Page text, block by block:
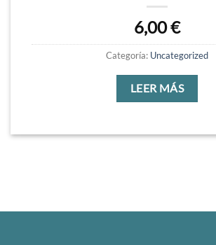
6,00€
Categoría: Uncategorized
LEER MÁS